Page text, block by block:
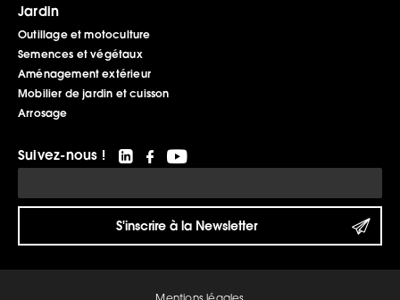
Jardin
Outillage et motoculture
Semences et végétaux
Aménagement extérieur
Mobilier de jardin et cuisson
Arrosage
Suivez-nous !